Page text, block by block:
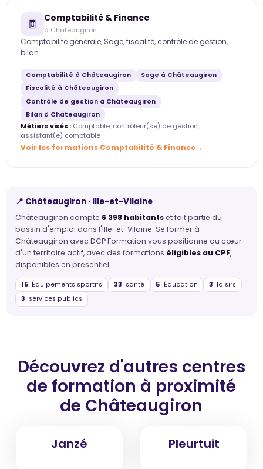
🧾 Comptabilité & Finance
à Châteaugiron
Comptabilité générale, Sage, fiscalité, contrôle de gestion,
bilan
Comptabilité à Châteaugiron
Sage à Châteaugiron
Fiscalité à Châteaugiron
Contrôle de gestion à Châteaugiron
Bilan à Châteaugiron
Métiers visés : Comptable, contrôleur(se) de gestion,
assistant(e) comptable
Voir les formations Comptabilité & Finance
📍 Châteaugiron · Ille-et-Vilaine
Châteaugiron compte 6 398 habitantset fait partie du
bassin d'emploi dans l'Ille-et-Vilaine. Se former à
Châteaugiron avec DCP Formation vous positionne au cœur
d'un territoire actif, avec des formations éligibles au CPF,
disponibles en présentiel.
15 Équipements sportifs 33 santé 5 Éducation 3 loisirs
3 services publics
Découvrez d'autres centres
de formation à proximité
de Châteaugiron
Janzé Pleurtuit